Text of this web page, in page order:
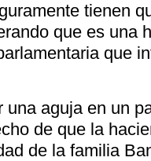
tienen
que es una
que
aguja en un
de que la
de la familia